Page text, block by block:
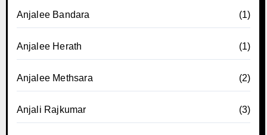
Anjalee Bandara (1)
Anjalee Herath (1)
Anjalee Methsara (2)
Anjali Rajkumar (3)